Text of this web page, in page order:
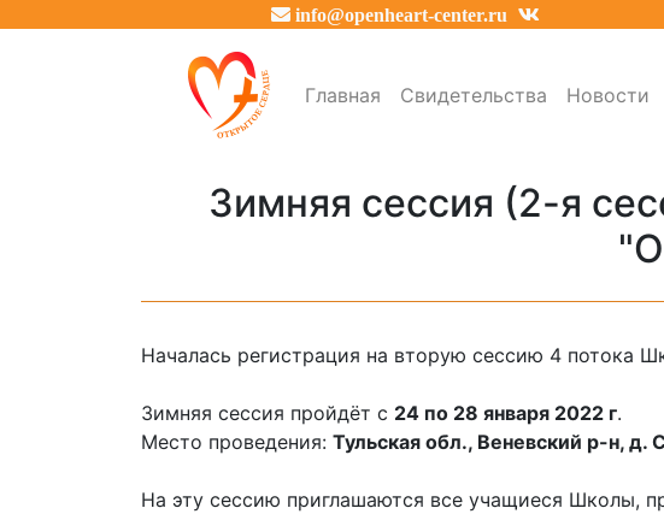
info@openheart-center.ru
Главная Свидетельства Новости
Зимняя сессия (2-я
Началась регистрация на вторую сессию 4 потока
Зимняя сессия пройдёт с 24 по 28 января 2022 г.
Место проведения: Тульская обл., Веневский р-н, д.
На эту сессию приглашаются все учащиеся Школы,